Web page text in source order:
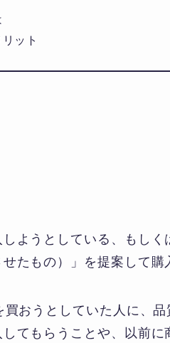
ット
ようとしている、もし
たもの）」を提案して購
おうとしていた人に、
てもらうことや、以前